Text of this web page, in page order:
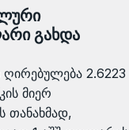
გახდა
2.6223
მიერ
თანახმად,